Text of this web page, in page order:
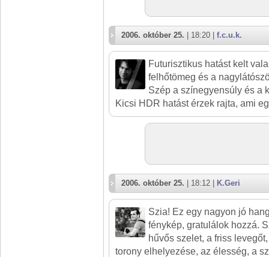
2006. október 25. | 18:20 | f.c.u.k.
Futurisztikus hatást kelt
felhőtömeg és a
Szép a színegyensúly és a
Kicsi HDR hatást érzek rajta, ami
2006. október 25. | 18:12 | K.Geri
Szia! Ez egy nagyon jó
fénykép, gratulálok hozzá.
hűvős szelet, a friss
torony elhelyezése, az élesség, a